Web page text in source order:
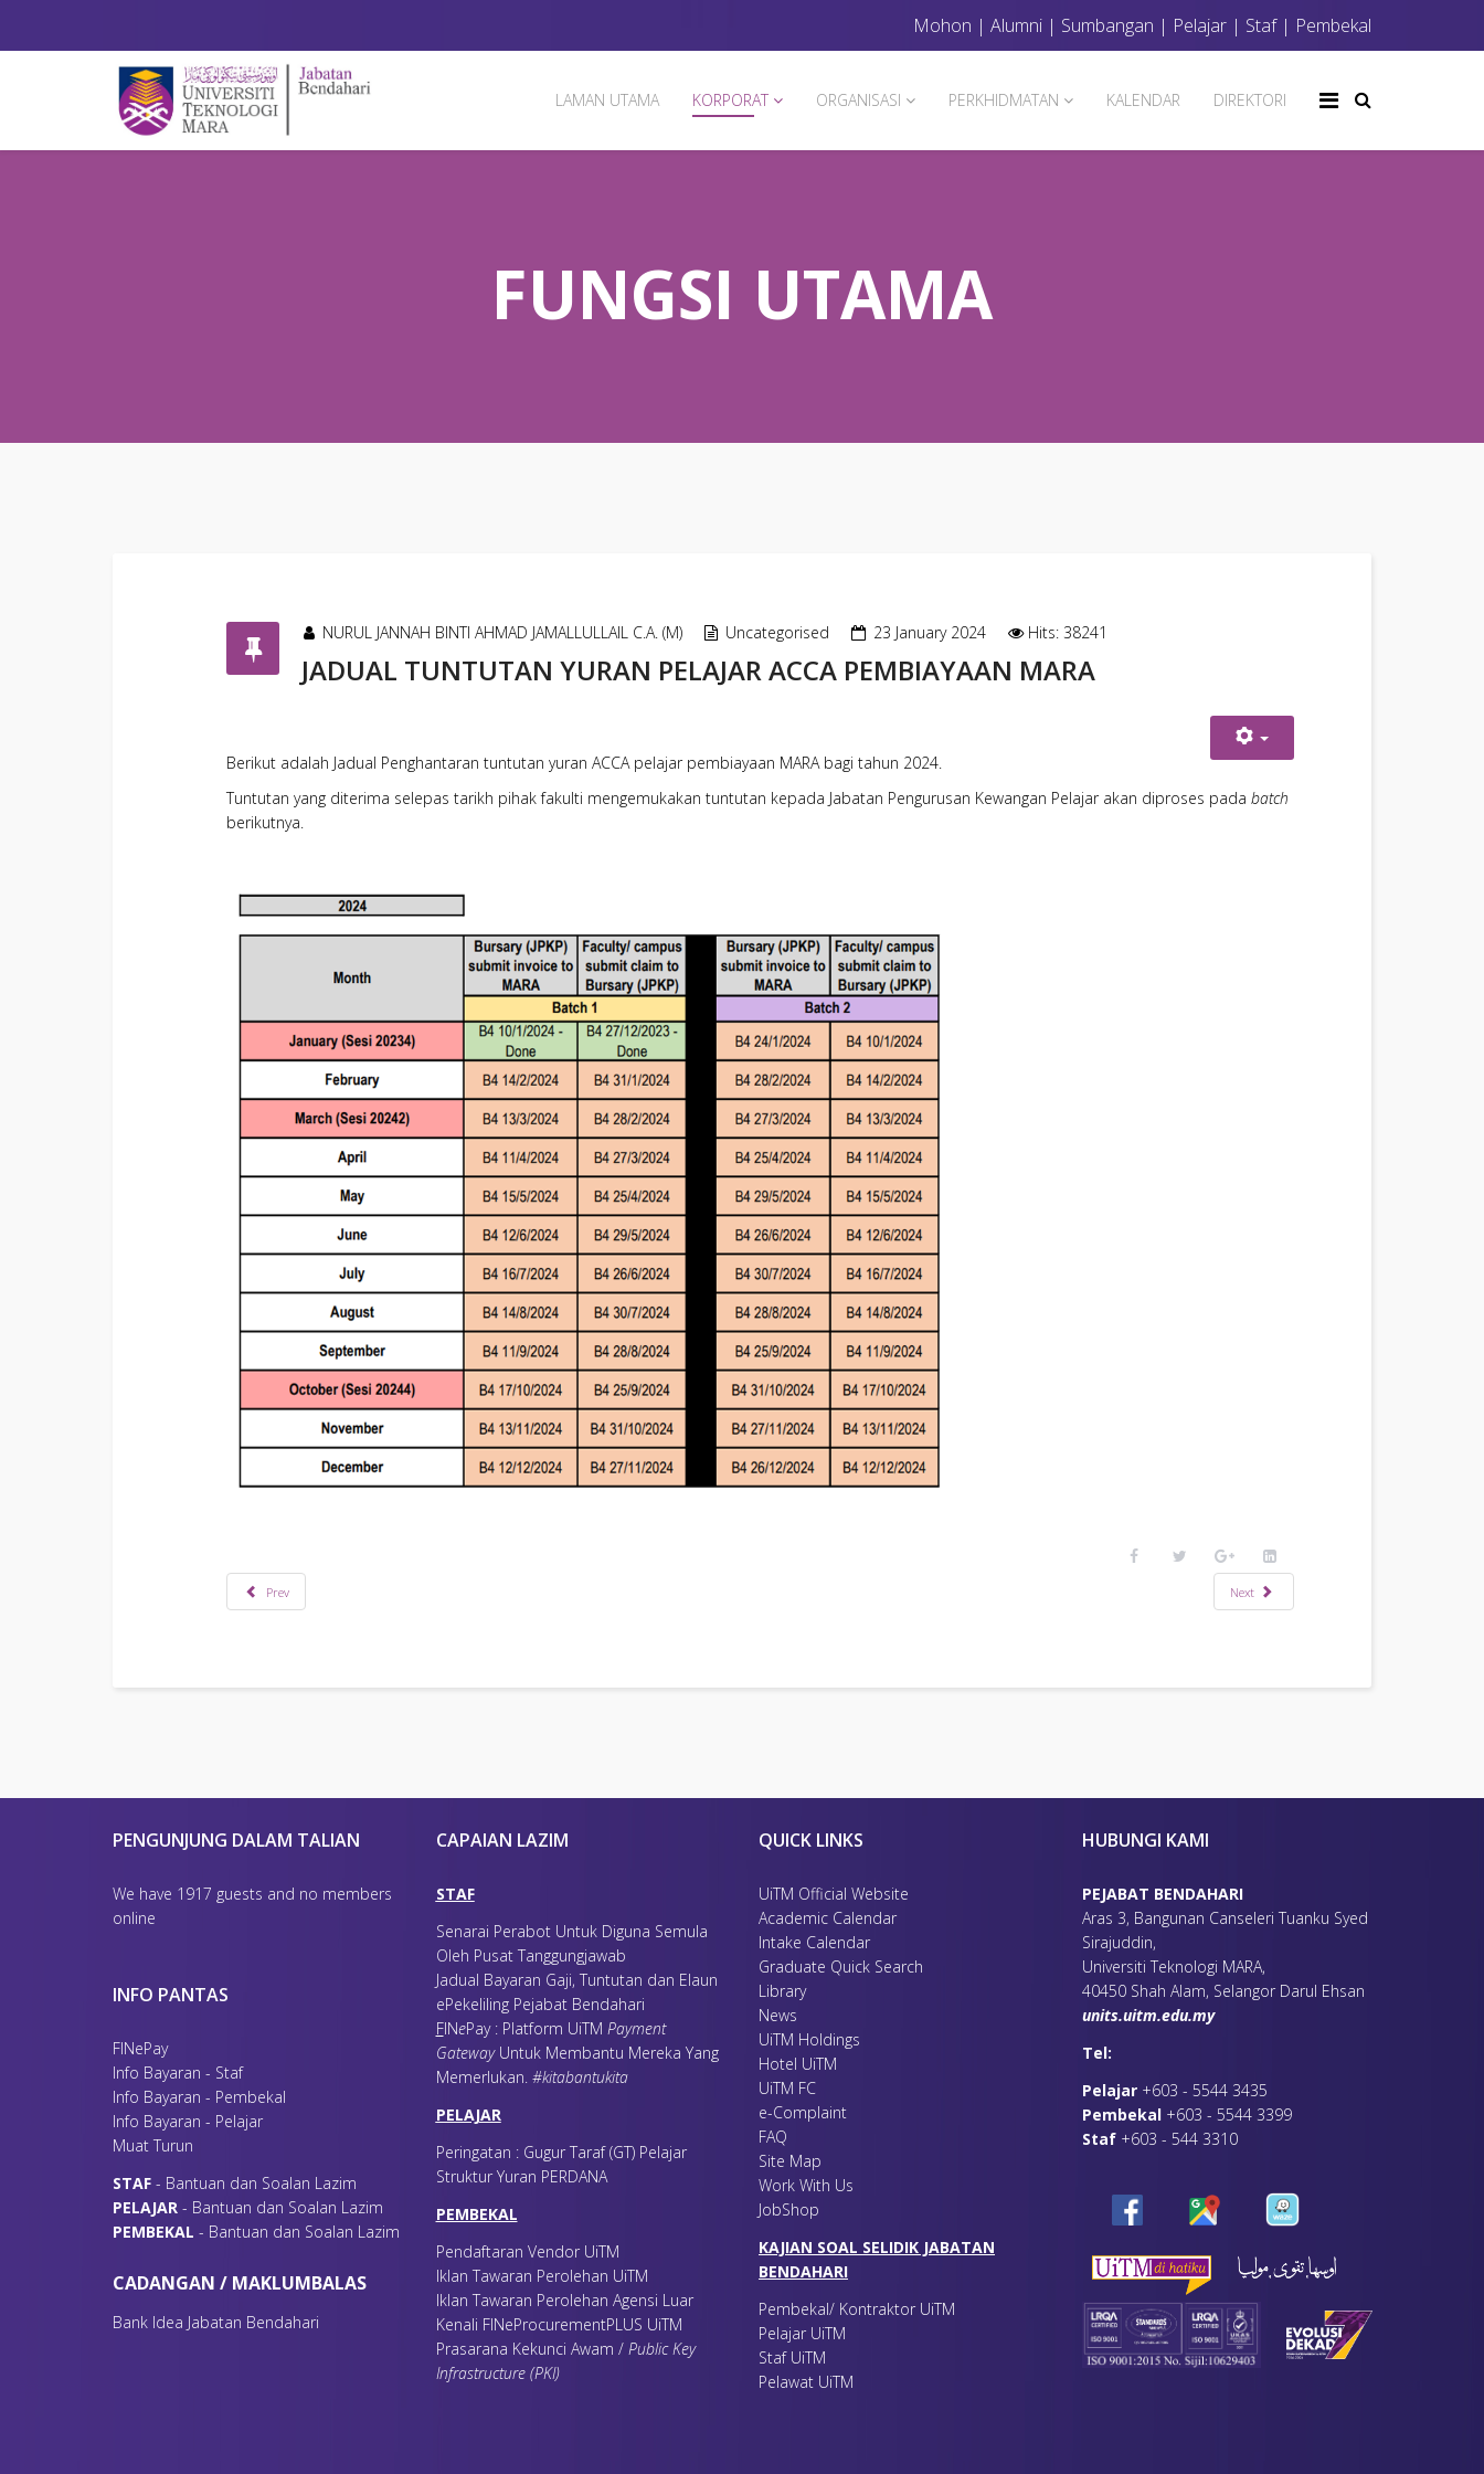
Mohon | Alumni | Sumbangan | Pelajar | Staf| Pembekal
LAMAN UTAMA KORPORAT ORGANISASI PERKHIDMATAN KALENDAR DIREKTORI
FUNGSI UTAMA
NURUL JANNAH BINTI AHMAD JAMALLULLAIL C.A. (M) Uncategorised 23 January 2024 Hits: 38241
JADUAL TUNTUTAN YURAN PELAJAR ACCA PEMBIAYAAN MARA
Berikut adalah Jadual Penghantaran tuntutan yuran ACCA pelajar pembiayaan MARA bagi tahun 2024.
Tuntutan yang diterima selepas tarikh pihak fakulti mengemukakan tuntutan kepada Jabatan Pengurusan Kewangan Pelajar akan diproses pada batch
berikutnya.
Prev Next
PENGUNJUNG DALAM TALIAN
We have 1917 guests and no members
online
INFO PANTAS
FINePay
Info Bayaran - Staf
Info Bayaran - Pembekal
Info Bayaran - Pelajar
Muat Turun
STAF - Bantuan dan Soalan Lazim
PELAJAR - Bantuan dan Soalan Lazim
PEMBEKAL - Bantuan dan Soalan Lazim
CADANGAN / MAKLUMBALAS
Bank Idea Jabatan Bendahari
CAPAIAN LAZIM
STAF
Senarai Perabot Untuk Diguna Semula
Oleh Pusat Tanggungjawab
Jadual Bayaran Gaji, Tuntutan dan Elaun
ePekeliling Pejabat Bendahari
FINePay : Platform UiTM Payment
GatewayUntuk Membantu Mereka Yang
Memerlukan.#kitabantukita
PELAJAR
Peringatan : Gugur Taraf (GT) Pelajar
Struktur Yuran PERDANA
PEMBEKAL
Pendaftaran Vendor UiTM
Iklan Tawaran Perolehan UiTM
Iklan Tawaran Perolehan Agensi Luar
Kenali FINeProcurementPLUS UiTM
Prasarana Kekunci Awam / Public Key
Infrastructure (PKI)
QUICK LINKS
UiTM Official Website
Academic Calendar
Intake Calendar
Graduate Quick Search
Library
News
UiTM Holdings
Hotel UiTM
UiTM FC
e-Complaint
FAQ
Site Map
Work With Us
JobShop
KAJIAN SOAL SELIDIK JABATAN
BENDAHARI
Pembekal/ Kontraktor UiTM
Pelajar UiTM
Staf UiTM
Pelawat UiTM
HUBUNGI KAMI
PEJABAT BENDAHARI
Aras 3, Bangunan Canseleri Tuanku Syed
Sirajuddin,
Universiti Teknologi MARA,
40450 Shah Alam, Selangor Darul Ehsan
units.uitm.edu.my
Tel:
Pelajar +603 - 5544 3435
Pembekal +603 - 5544 3399
Staf +603 - 544 3310